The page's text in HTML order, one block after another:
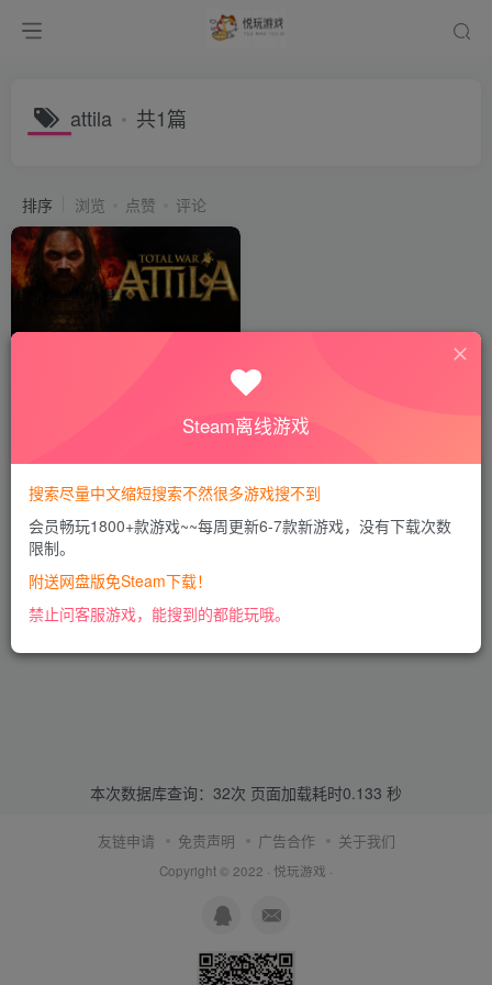
attila 共1篇
排序 浏览 点赞 评论
本次数据库查询：32次 页面加载耗时0.133 秒
友链申请 免责声明 广告合作 关于我们
Copyright © 2022 · 悦玩游戏 ·
Steam离线游戏
搜索尽量中文缩短搜索不然很多游戏搜不到
会员畅玩1800+款游戏~~每周更新6-7款新游戏，没有下载次数
限制。
附送网盘版免Steam下载！
禁止问客服游戏，能搜到的都能玩哦。